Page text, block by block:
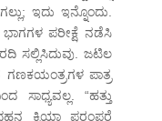
ಇದು ಇನ್ನೊಂದು.
ಪರೀಕ್ಷೆ ನಡೆಸಿ
ಸಲ್ಲಿಸಿದುವು. ಜಟಿಲ
ಗಣಕಯಂತ್ರಗಳ ಪಾತ್ರ
ಸಾಧ್ಯವಲ್ಲ. “ಹತ್ತು
ಕ್ರಿಯಾ ಪರಂಪರೆ